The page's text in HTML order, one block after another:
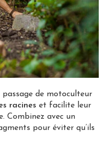
passage de motoculteur
racines et facilite leur
Combinez avec un
pour éviter qu’ils